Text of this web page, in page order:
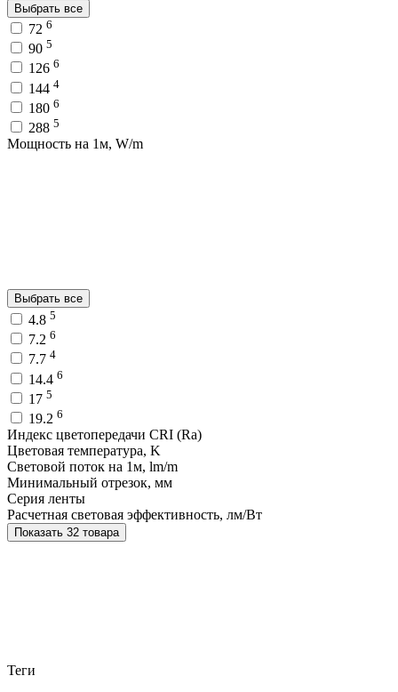
Выбрать все
72 6
90 5
126 6
144 4
180 6
288 5
Мощность на 1м, W/m
Выбрать все
4.8 5
7.2 6
7.7 4
14.4 6
17 5
19.2 6
Индекс цветопередачи CRI (Ra)
Цветовая температура, K
Световой поток на 1м, lm/m
Минимальный отрезок, мм
Серия ленты
Расчетная световая эффективность, лм/Вт
Показать 32 товара
Теги